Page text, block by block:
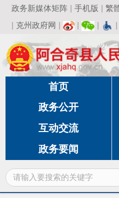
政务新媒体矩阵 | 手机版 繁體 |
克州政府网 | | | 长
首页
政务公开
互动交流
政务要闻
当前位置： 首页 » 数据开放 »